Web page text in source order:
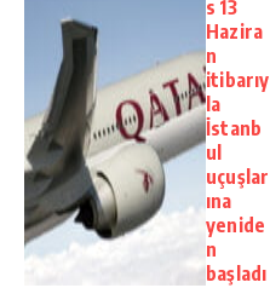
s 13
Hazira
n
itibarıy
la
İstanb
ul
uçuşlar
ına
yenide
n
başladı